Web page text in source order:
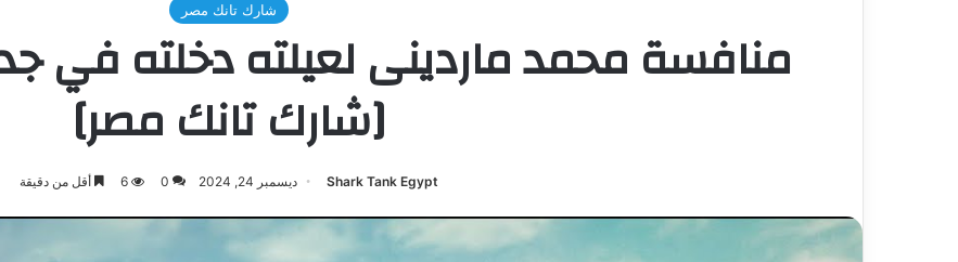
شارك تانك مصر
منافسة محمد ماردينى لعيلته دخلته في
[شارك تانك مصر]
Shark Tank Egypt ديسمبر 24, 2024 0
6 أقل من دقيقة